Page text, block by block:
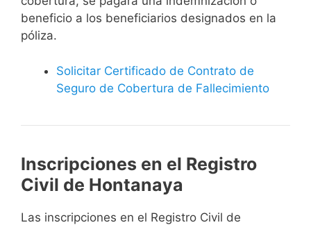
beneficio a los beneficiarios designados en la
póliza.
Solicitar Certificado de Contrato de
Seguro de Cobertura de Fallecimiento
Inscripciones en el Registro
Civil de Hontanaya
Las inscripciones en el Registro Civil de